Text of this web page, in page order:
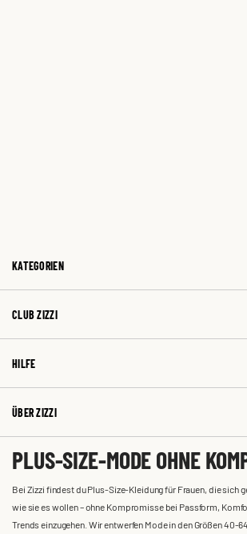
KATEGORIEN
CLUB ZIZZI
HILFE
ÜBER ZIZZI
PLUS-SIZE-MODE OHNE
Bei Zizzi findest du Plus-Size-Kleidung für Frauen, die sich
wie sie es wollen – ohne Kompromisse bei Passform,
Trends einzugehen. Wir entwerfen Mode in den Größen 40-